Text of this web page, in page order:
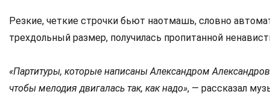
Резкие, четкие строчки бьют наотмашь, словно
трехдольный размер, получилась пропитанной
«Партитуры, которые написаны Александром
чтобы мелодия двигалась так, как надо», — рассказал